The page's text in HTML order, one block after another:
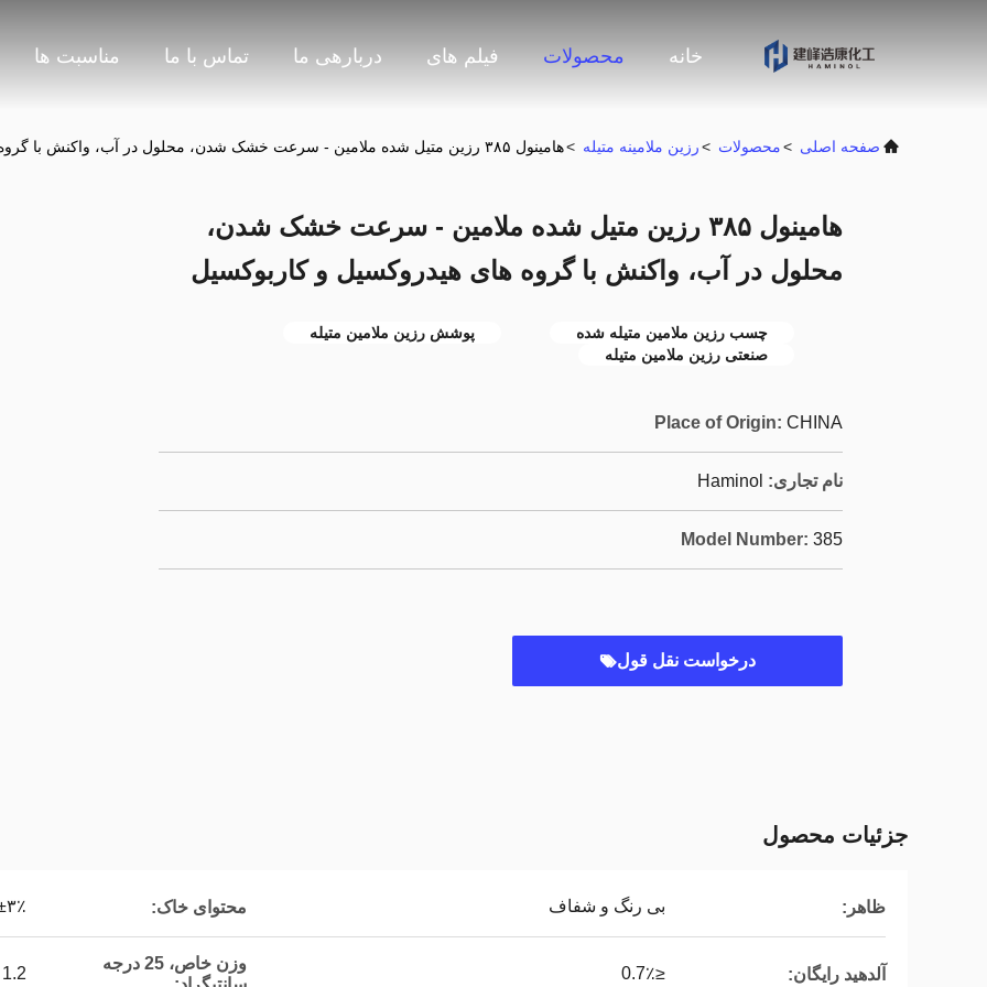
خانه محصولات فیلم های دربارهی ما تماس با ما مناسبت ها
صفحه اصلی >محصولات >رزین ملامینه متیله >هامینول ۳۸۵ رزین متیل شده ملامین - سرعت خشک شدن، محلول در آب، واکنش با گروه های هیدروکسیل و کاربوکسیل
هامینول ۳۸۵ رزین متیل شده ملامین - سرعت خشک شدن،
محلول در آب، واکنش با گروه های هیدروکسیل و کاربوکسیل
چسب رزین ملامین متیله شده
پوشش رزین ملامین متیله
صنعتی رزین ملامین متیله
Place of Origin: CHINA
نام تجاری: Haminol
Model Number: 385
درخواست نقل قول
جزئیات محصول
ظاهر: بی رنگ و شفاف محتوای خاک:
آلدهید رایگان: ≤0.7٪
وزن خاص، 25 درجه
1.2